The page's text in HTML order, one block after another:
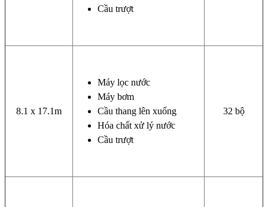
Cầu trượt
8.1 x 17.1m
Máy lọc nước
Máy bơm
Cầu thang lên xuống
Hóa chất xử lý nước
Cầu trượt
32 bộ